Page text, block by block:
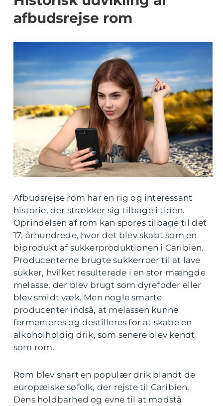
afbudsrejse rom
Afbudsrejse rom har en rig og interessant
historie, der strækker sig tilbage i tiden.
Oprindelsen af rom kan spores tilbage til det
17. århundrede, hvor det blev skabt som en
biprodukt af sukkerproduktionen i Caribien.
Producenterne brugte sukkerroer til at lave
sukker, hvilket resulterede i en stor mængde
melasse, der blev brugt som dyrefoder eller
blev smidt væk. Men nogle smarte
producenter indså, at melassen kunne
fermenteres og destilleres for at skabe en
alkoholholdig drik, som senere blev kendt
som rom.
Rom blev snart en populær drik blandt de
europæiske søfolk, der rejste til Caribien.
Dens holdbarhed og evne til at modstå